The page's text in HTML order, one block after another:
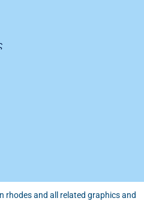
rhodes and all related graphics and